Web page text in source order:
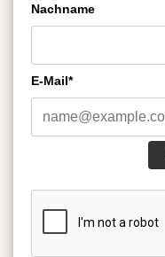
Nachname
E-Mail*